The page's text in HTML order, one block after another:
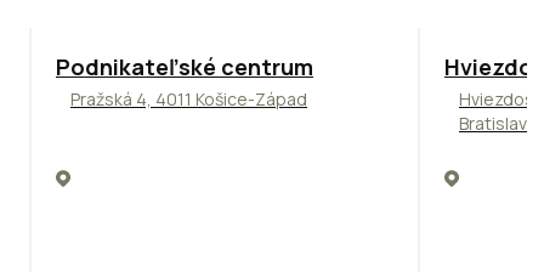
ODPORÚČAME
Podnikateľské centrum
Pražská 4, 4011 Košice-Západ